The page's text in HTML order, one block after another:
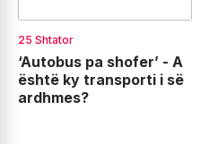
25 Shtator
‘Autobus pa shofer’ - A
është ky transporti i së
ardhmes?